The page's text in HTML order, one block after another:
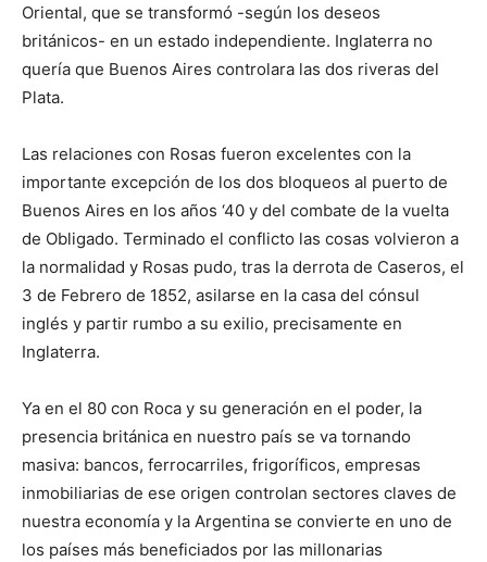
Oriental, que se transformó -según los deseos
británicos- en un estado independiente. Inglaterra no
quería que Buenos Aires controlara las dos riveras del
Plata.
Las relaciones con Rosas fueron excelentes con la
importante excepción de los dos bloqueos al puerto de
Buenos Aires en los años ‘40 y del combate de la vuelta
de Obligado. Terminado el conflicto las cosas volvieron a
la normalidad y Rosas pudo, tras la derrota de Caseros, el
3 de Febrero de 1852, asilarse en la casa del cónsul
inglés y partir rumbo a su exilio, precisamente en
Inglaterra.
Ya en el 80 con Roca y su generación en el poder, la
presencia británica en nuestro país se va tornando
masiva: bancos, ferrocarriles, frigoríficos, empresas
inmobiliarias de ese origen controlan sectores claves de
nuestra economía y la Argentina se convierte en uno de
los países más beneficiados por las millonarias